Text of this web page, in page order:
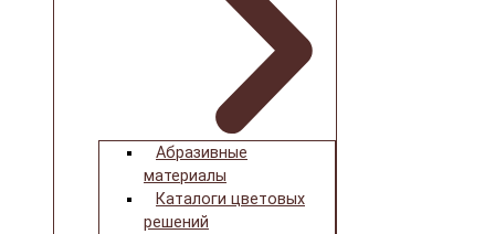
Абразивные
материалы
Каталоги цветовых
решений